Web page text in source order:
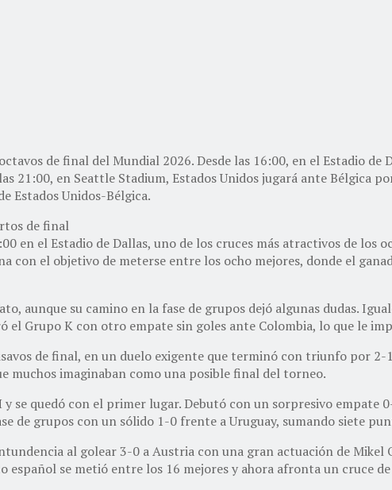
de final del Mundial 2026. Desde las 16:00, en el Estadio
21:00, en Seattle Stadium, Estados Unidos jugará ante Bélgica
Estados Unidos-Bélgica.
de final
en el Estadio de Dallas, uno de los cruces más atractivos de los
el objetivo de meterse entre los ocho mejores, donde el
aunque su camino en la fase de grupos dejó algunas dudas.
Grupo K con otro empate sin goles ante Colombia, lo que le
de final, en un duelo exigente que terminó con triunfo por
muchos imaginaban como una posible final del torneo.
se quedó con el primer lugar. Debutó con un sorpresivo empate
de grupos con un sólido 1-0 frente a Uruguay, sumando siete
al golear 3-0 a Austria con una gran actuación de
se metió entre los 16 mejores y ahora afronta un cruce